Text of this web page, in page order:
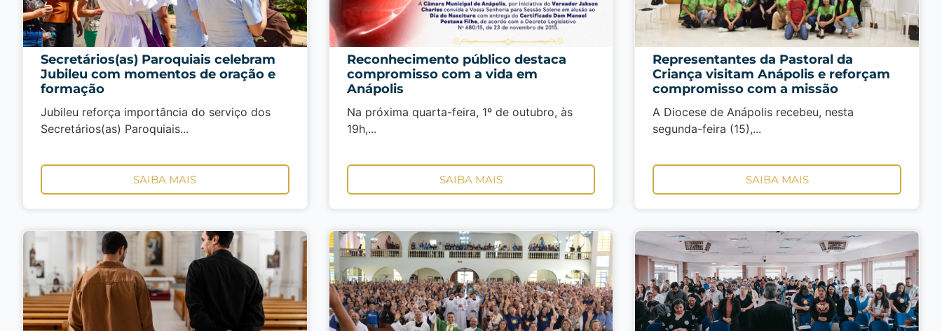
Secretários(as) Paroquiais celebram
Jubileu com momentos de oração e
formação
Jubileu reforça importância do serviço dos
Secretários(as) Paroquiais...
SAIBA MAIS
Reconhecimento público destaca
compromisso com a vida em
Anápolis
Na próxima quarta-feira, 1º de outubro, às
19h,...
SAIBA MAIS
Representantes da Pastoral da
Criança visitam Anápolis e reforçam
compromisso com a missão
A Diocese de Anápolis recebeu, nesta
segunda-feira (15),...
SAIBA MAIS